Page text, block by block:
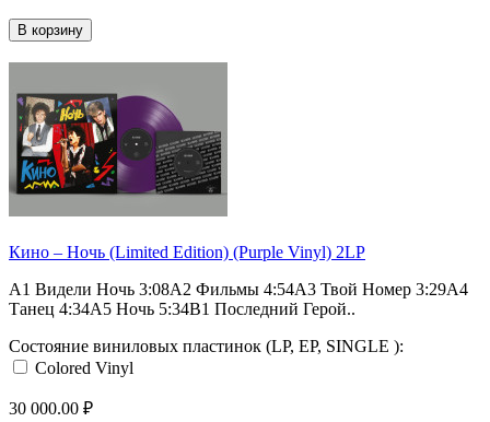
В корзину
Кино ‎– Ночь (Limited Edition) (Purple Vinyl) 2LP
A1 Видели Ночь 3:08A2 Фильмы 4:54A3 Твой Номер 3:29A4
Танец 4:34A5 Ночь 5:34B1 Последний Герой..
Состояние виниловых пластинок (LP, EP, SINGLE ):
Colored Vinyl
30 000.00 ₽